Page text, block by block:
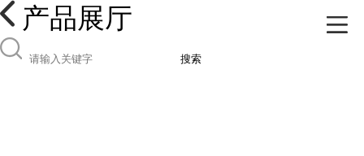
产品展厅
搜索